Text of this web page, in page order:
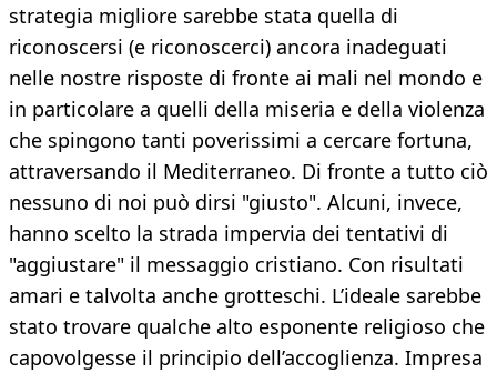
strategia migliore sarebbe stata quella di
riconoscersi (e riconoscerci) ancora inadeguati
nelle nostre risposte di fronte ai mali nel mondo e
in particolare a quelli della miseria e della violenza
che spingono tanti poverissimi a cercare fortuna,
attraversando il Mediterraneo. Di fronte a tutto ciò
nessuno di noi può dirsi "giusto". Alcuni, invece,
hanno scelto la strada impervia dei tentativi di
"aggiustare" il messaggio cristiano. Con risultati
amari e talvolta anche grotteschi. L’ideale sarebbe
stato trovare qualche alto esponente religioso che
capovolgesse il principio dell’accoglienza. Impresa